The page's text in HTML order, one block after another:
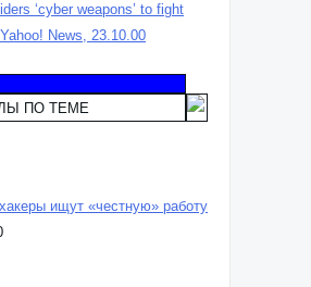
‘cyber weapons’ to fight
News, 23.10.00
ПО ТЕМЕ
ищут «честную» работу